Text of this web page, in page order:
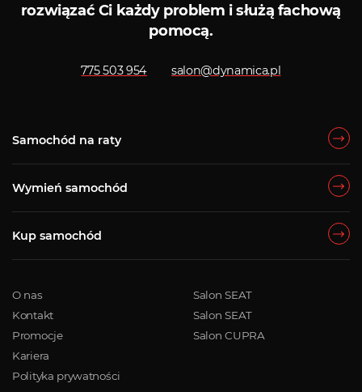
rozwiązać Ci każdy problem i służą fachową
pomocą.
775 503 954 salon@dynamica.pl
Samochód na raty
Wymień samochód
Kup samochód
O nas
Kontakt
Promocje
Kariera
Polityka prywatności
Salon SEAT
Salon SEAT
Salon CUPRA